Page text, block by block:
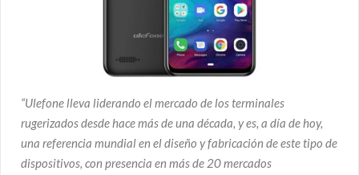
“Ulefone lleva liderando el mercado de los terminales
rugerizados desde hace más de una década, y es, a día de hoy,
una referencia mundial en el diseño y fabricación de este tipo de
dispositivos, con presencia en más de 20 mercados